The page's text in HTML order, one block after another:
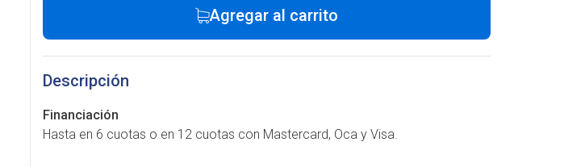
Agregar al carrito
Descripción
Financiación
Hasta en 6 cuotas o en 12 cuotas con Mastercard, Oca y Visa.